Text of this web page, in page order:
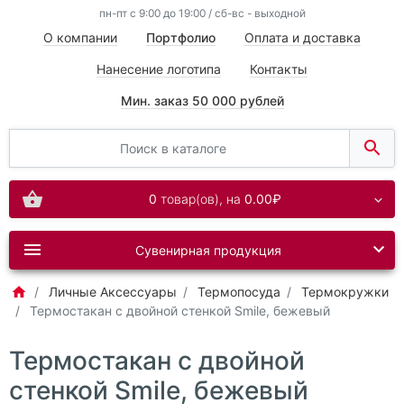
пн-пт с 9:00 до 19:00 / сб-вс - выходной
О компании Портфолио Оплата и доставка
Нанесение логотипа Контакты
Мин. заказ 50 000 рублей
0 товар(ов), на 0.00₽
Сувенирная продукция
Личные Аксессуары Термопосуда
Термокружки
Термостакан с двойной стенкой Smile, бежевый
Термостакан с двойной
стенкой Smile, бежевый